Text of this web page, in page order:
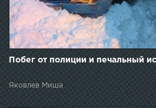
Побег от полиции и печальный
Яковлев Миша